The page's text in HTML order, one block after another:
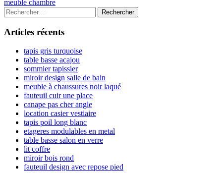
de
l’article
article:
meuble chambre
Colonne
latérale
principale
Rechercher :
Articles récents
tapis gris turquoise
table basse acajou
sommier tapissier
miroir design salle de bain
meuble à chaussures noir laqué
fauteuil cuir une place
canape pas cher angle
location casier vestiaire
tapis poil long blanc
etageres modulables en metal
table basse salon en verre
lit coffre
miroir bois rond
fauteuil design avec repose pied